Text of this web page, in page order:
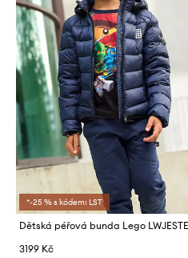
*-25 % s kódem: LST
3199 Kč